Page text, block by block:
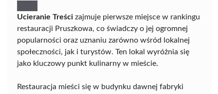
Ucieranie Treści zajmuje pierwsze miejsce w rankingu
restauracji Pruszkowa, co świadczy o jej ogromnej
popularności oraz uznaniu zarówno wśród lokalnej
społeczności, jak i turystów. Ten lokal wyróżnia się
jako kluczowy punkt kulinarny w mieście.
Restauracja mieści się w budynku dawnej fabryki